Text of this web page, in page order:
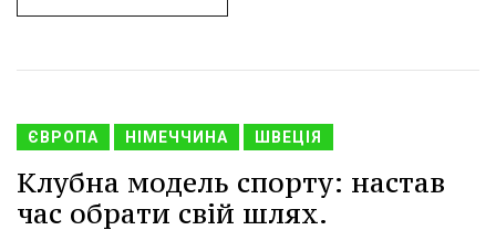
ЄВРОПА НІМЕЧЧИНА ШВЕЦІЯ
Клубна модель спорту: настав
час обрати свій шлях.